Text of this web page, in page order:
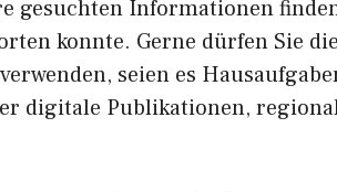
gesuchten Informationen
konnte. Gerne dürfen Sie
seien es
digitale Publikationen,